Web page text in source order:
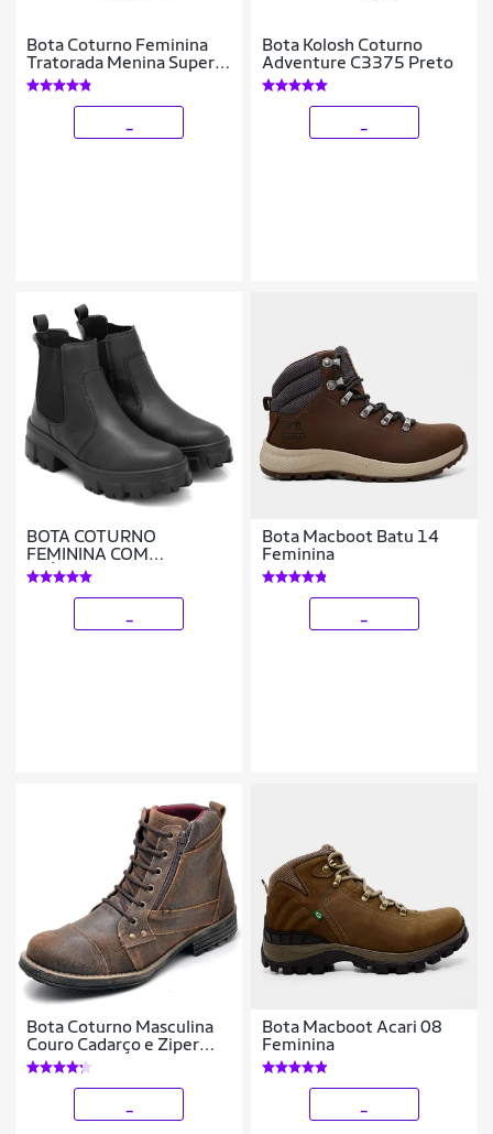
Bota Coturno Feminina
Tratorada Menina Super
Conforto Cano Médio
Preta
Bota Kolosh Coturno
Adventure C3375 Preto
BOTA COTURNO
FEMININA COM
ELÁSTICO TRATORADA
CONFORTÁVEL
Bota Macboot Batu 14
Feminina
Bota Coturno Masculina
Couro Cadarço e Ziper
Lateral Solado PVC
Bota Macboot Acari 08
Feminina